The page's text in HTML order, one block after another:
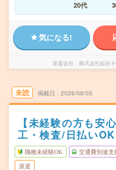
20代
気になる!
派遣会社 株式会社綜合
未読 掲載日 2026/08/05
【未経験の方も安
工・検査/日払いOK
職種未経験OK 交通費別途支
派遣